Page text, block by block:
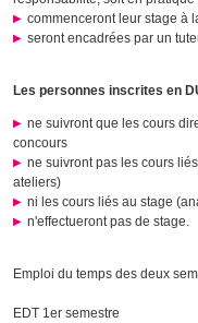
commenceront leur stage à
seront encadrées par un
Les personnes inscrites en
ne suivront que les cours
concours
ne suivront pas les cours
ateliers)
ni les cours liés au stage
n'effectueront pas de stage.
Emploi du temps des deux
EDT 1er semestre